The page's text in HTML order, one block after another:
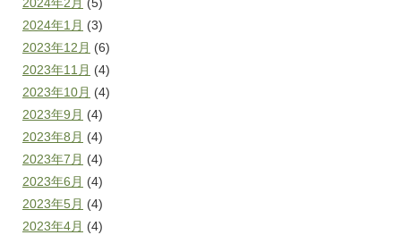
2024年1月 (3)
2023年12月 (6)
2023年11月 (4)
2023年10月 (4)
2023年9月 (4)
2023年8月 (4)
2023年7月 (4)
2023年6月 (4)
2023年5月 (4)
2023年4月 (4)